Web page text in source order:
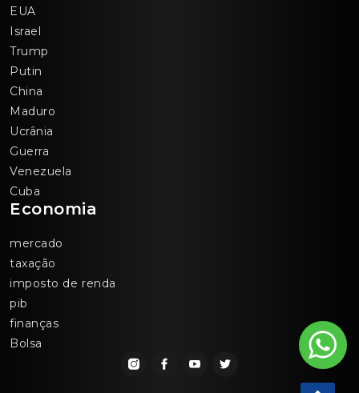
EUA
Israel
Trump
Putin
China
Maduro
Ucrânia
Guerra
Venezuela
Cuba
Economia
mercado
taxação
imposto de renda
pib
finanças
Bolsa